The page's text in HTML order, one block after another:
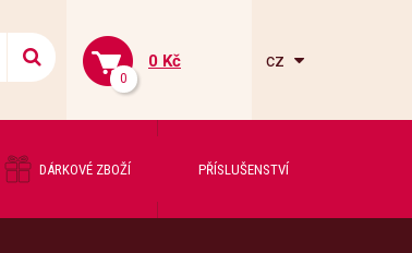
0
0 Kč cz
DÁRKOVÉ ZBOŽÍ PŘÍSLUŠENSTVÍ